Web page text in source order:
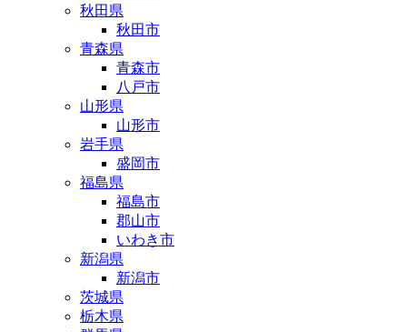
秋田県
秋田市
青森県
青森市
八戸市
山形県
山形市
岩手県
盛岡市
福島県
福島市
郡山市
いわき市
新潟県
新潟市
茨城県
栃木県